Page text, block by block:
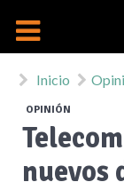
Inicio
OPINIÓN
nuevos